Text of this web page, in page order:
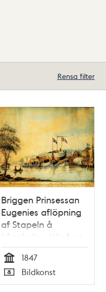
Rensa filter
Briggen Prinsessan
Eugenies aflöpning
af Stapeln å
Långholms-Warfvet
den Julii 1847.
Tecknadt efter
Naturen af P. Wilh.
Cedergren 1847.
Tid
1847
Typ
Bildkonst